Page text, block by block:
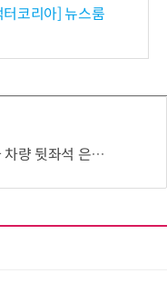
코리아] 뉴스룸
얼굴도 못보고 악수도 못해”